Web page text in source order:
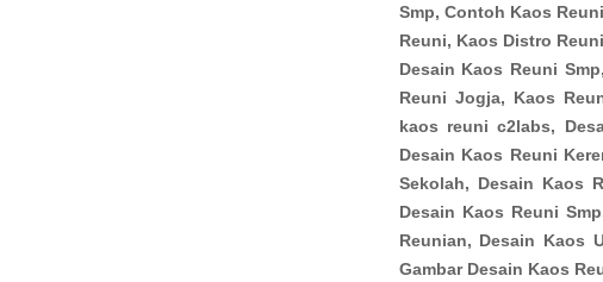
Smp, Contoh Kaos
Reuni, Kaos Distro
Desain Kaos Reuni
Reuni Jogja, Kaos
kaos reuni c2labs,
Desain Kaos Reuni
Sekolah, Desain Kaos
Desain Kaos Reuni
Reunian, Desain Kaos
Gambar Desain Kaos